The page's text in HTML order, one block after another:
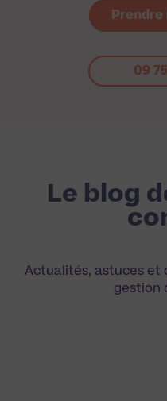
Prendre
09
Le blog
Actualités, astuces et
gestion